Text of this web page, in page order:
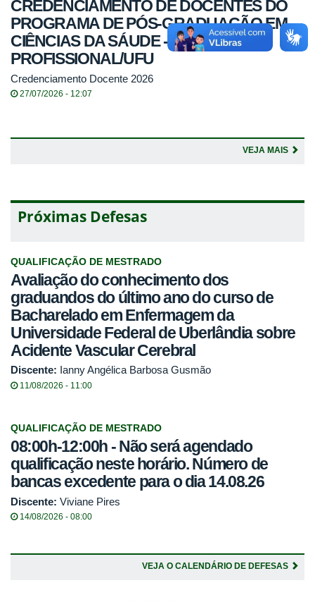
CREDENCIAMENTO DE DOCENTES DO
PROGRAMA DE PÓS-GRADUAÇÃO EM
CIÊNCIAS DA SÁUDE -
PROFISSIONAL/UFU
Credenciamento Docente 2026
27/07/2026 - 12:07
VEJA MAIS
Próximas Defesas
QUALIFICAÇÃO DE MESTRADO
Avaliação do conhecimento dos
graduandos do último ano do curso de
Bacharelado em Enfermagem da
Universidade Federal de Uberlândia sobre
Acidente Vascular Cerebral
Discente: Ianny Angélica Barbosa Gusmão
11/08/2026 - 11:00
QUALIFICAÇÃO DE MESTRADO
08:00h-12:00h - Não será agendado
qualificação neste horário. Número de
bancas excedente para o dia 14.08.26
Discente: Viviane Pires
14/08/2026 - 08:00
VEJA O CALENDÁRIO DE DEFESAS